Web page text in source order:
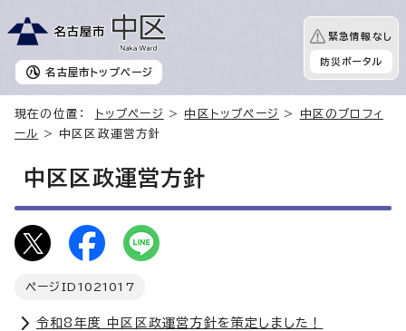
名古屋市 トップページ
緊急情報なし
防災ポータル
現在の位置： トップページ > 中区トップページ >
中区のプロフィ
ール
> 中区区政運営方針
中区区政運営方針
ページID 1021017
令和8年度 中区区政運営方針を策定しました！